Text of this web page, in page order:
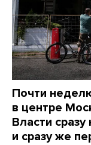
Почти
в центре
Власти
и сразу же